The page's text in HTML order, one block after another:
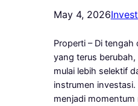
May 4, 2026
Properti – Di
yang terus
mulai lebih selektif
instrumen
menjadi momentum